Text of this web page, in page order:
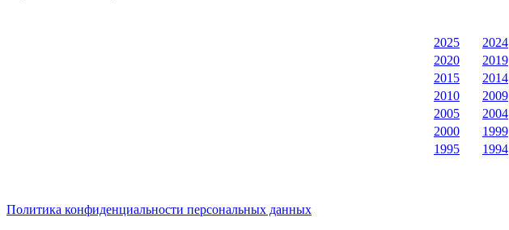
2025
2024
2020
2019
2015
2014
2010
2009
2005
2004
2000
1999
1995
1994
Политика конфиденциальности персональных данных